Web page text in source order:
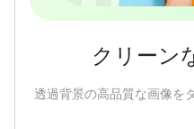
クリーン
透過背景の高品質な画像を